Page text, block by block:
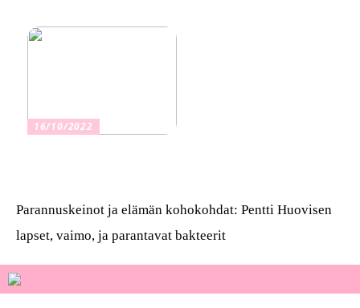
16/10/2022
Parannuskeinot ja elämän kohokohdat: Pentti Huovisen
lapset, vaimo, ja parantavat bakteerit